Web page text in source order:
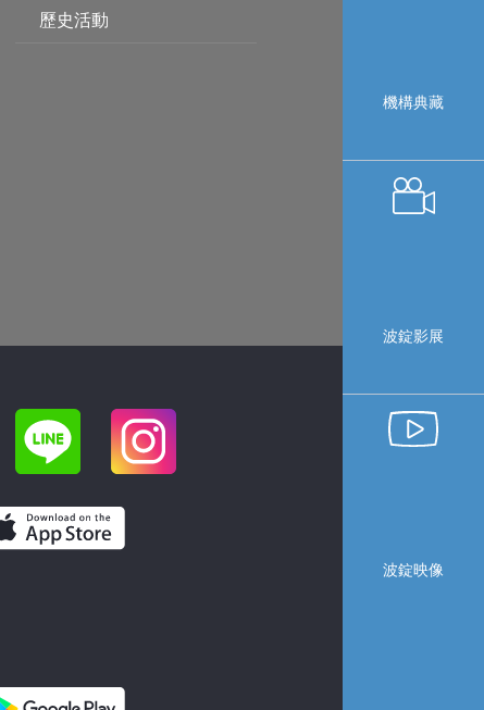
機構典藏
波錠影展
波錠映像
歷史活動